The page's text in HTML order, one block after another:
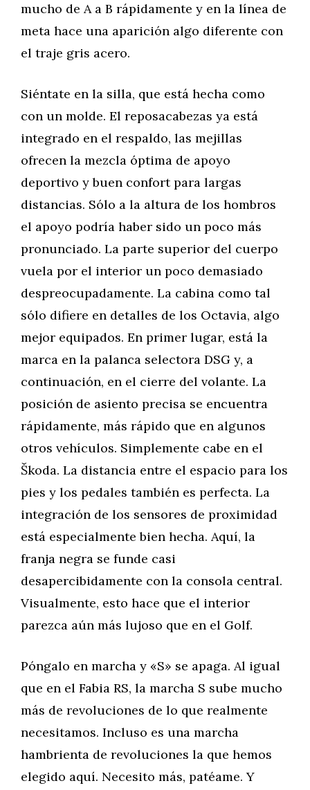
mucho de A a B rápidamente y en la línea de
meta hace una aparición algo diferente con
el traje gris acero.
Siéntate en la silla, que está hecha como
con un molde. El reposacabezas ya está
integrado en el respaldo, las mejillas
ofrecen la mezcla óptima de apoyo
deportivo y buen confort para largas
distancias. Sólo a la altura de los hombros
el apoyo podría haber sido un poco más
pronunciado. La parte superior del cuerpo
vuela por el interior un poco demasiado
despreocupadamente. La cabina como tal
sólo difiere en detalles de los Octavia, algo
mejor equipados. En primer lugar, está la
marca en la palanca selectora DSG y, a
continuación, en el cierre del volante. La
posición de asiento precisa se encuentra
rápidamente, más rápido que en algunos
otros vehículos. Simplemente cabe en el
Škoda. La distancia entre el espacio para los
pies y los pedales también es perfecta. La
integración de los sensores de proximidad
está especialmente bien hecha. Aquí, la
franja negra se funde casi
desapercibidamente con la consola central.
Visualmente, esto hace que el interior
parezca aún más lujoso que en el Golf.
Póngalo en marcha y «S» se apaga. Al igual
que en el Fabia RS, la marcha S sube mucho
más de revoluciones de lo que realmente
necesitamos. Incluso es una marcha
hambrienta de revoluciones la que hemos
elegido aquí. Necesito más, patéame. Y